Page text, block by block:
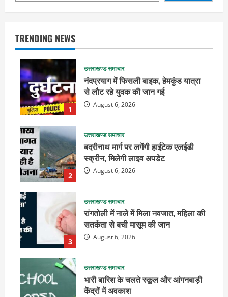
TRENDING NEWS
1
उत्तराखण्ड समाचार
नंदप्रयाग में फिसली बाइक, हेमकुंड यात्रा
से लौट रहे युवक की जान गई
August 6, 2026
2
उत्तराखण्ड समाचार
बदरीनाथ मार्ग पर लगेंगी हाईटेक एलईडी
स्क्रीन, मिलेगी लाइव अपडेट
August 6, 2026
3
उत्तराखण्ड समाचार
रांगतोली में नाले में मिला नवजात, महिला की
सतर्कता से बची मासूम की जान
August 6, 2026
उत्तराखण्ड समाचार
भारी बारिश के चलते स्कूल और आंगनबाड़ी
केंद्रों में अवकाश